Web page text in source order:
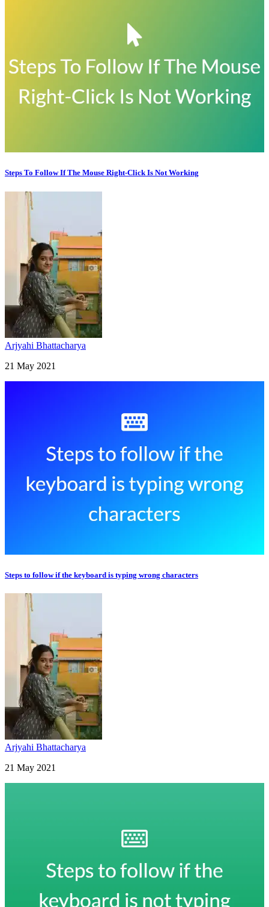
Steps To Follow If The Mouse Right-Click Is Not Working
Arjyahi Bhattacharya
21 May 2021
Steps to follow if the keyboard is typing wrong characters
Arjyahi Bhattacharya
21 May 2021